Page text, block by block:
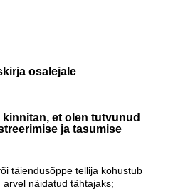
osalejale
kinnitan, et olen tutvunud
ja tasumise
täiendusõppe tellija kohustub
näidatud tähtajaks;